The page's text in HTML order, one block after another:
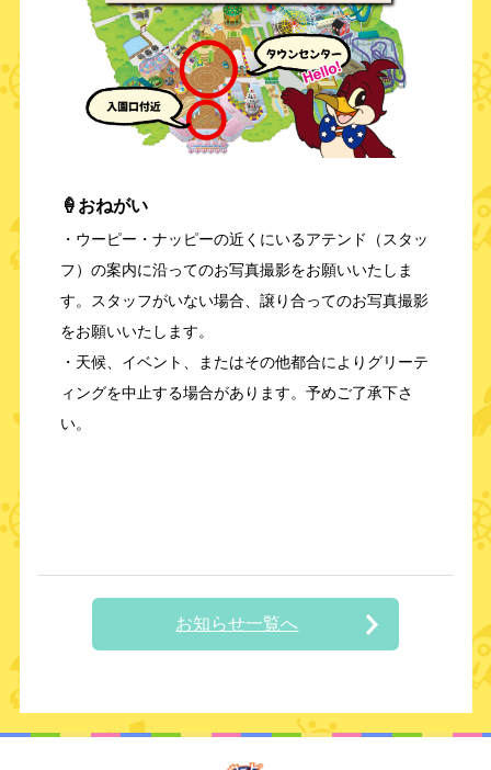
🍦おねがい
・ウーピー・ナッピーの近くにいるアテンド（スタッ
フ）の案内に沿ってのお写真撮影をお願いいたしま
す。スタッフがいない場合、譲り合ってのお写真撮影
をお願いいたします。
・天候、イベント、またはその他都合によりグリーテ
ィングを中止する場合があります。予めご了承下さ
い。
お知らせ一覧へ